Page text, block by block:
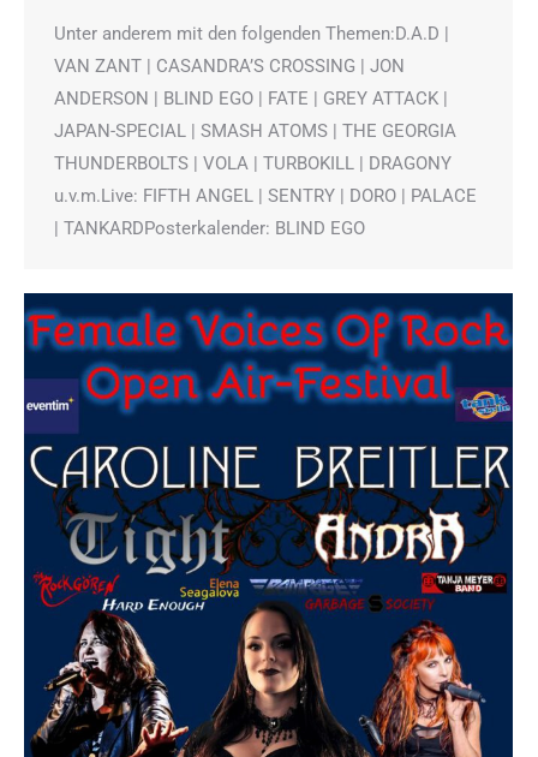
Unter anderem mit den folgenden Themen:D.A.D |
VAN ZANT | CASANDRA’S CROSSING | JON
ANDERSON | BLIND EGO | FATE | GREY ATTACK |
JAPAN-SPECIAL | SMASH ATOMS | THE GEORGIA
THUNDERBOLTS | VOLA | TURBOKILL | DRAGONY
u.v.m.Live: FIFTH ANGEL | SENTRY | DORO | PALACE
| TANKARDPosterkalender: BLIND EGO